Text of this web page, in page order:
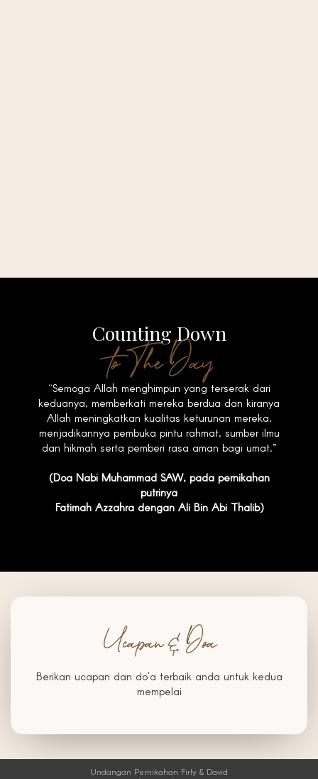
Counting Down
to The Day
“Semoga Allah menghimpun yang terserak dari
keduanya, memberkati mereka berdua dan kiranya
Allah meningkatkan kualitas keturunan mereka,
menjadikannya pembuka pintu rahmat, sumber ilmu
dan hikmah serta pemberi rasa aman bagi umat.”
(Doa Nabi Muhammad SAW, pada pernikahan
putrinya
Fatimah Azzahra dengan Ali Bin Abi Thalib)
Ucapan & Doa
Berikan ucapan dan do'a terbaik anda untuk kedua
mempelai
Undangan Pernikahan Firly & David